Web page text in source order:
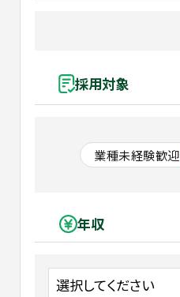
採用対象
業種未経験歓迎
年収